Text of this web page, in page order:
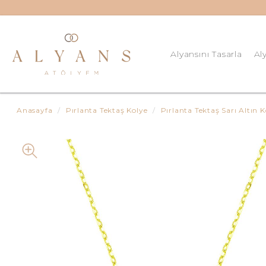
Alyansını Tasarla
8
Anasayfa Pırlanta Tektaş Kolye Pırlanta Tektaş Sarı Altın